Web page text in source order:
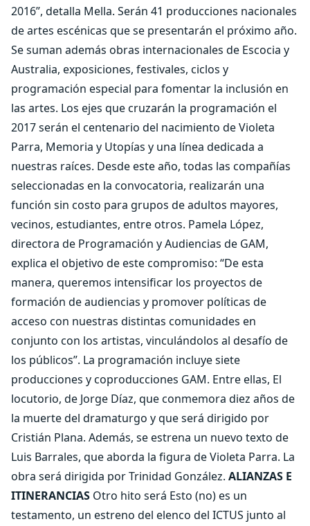
2016”, detalla Mella. Serán 41 producciones nacionales
de artes escénicas que se presentarán el próximo año.
Se suman además obras internacionales de Escocia y
Australia, exposiciones, festivales, ciclos y
programación especial para fomentar la inclusión en
las artes. Los ejes que cruzarán la programación el
2017 serán el centenario del nacimiento de Violeta
Parra, Memoria y Utopías y una línea dedicada a
nuestras raíces. Desde este año, todas las compañías
seleccionadas en la convocatoria, realizarán una
función sin costo para grupos de adultos mayores,
vecinos, estudiantes, entre otros. Pamela López,
directora de Programación y Audiencias de GAM,
explica el objetivo de este compromiso: “De esta
manera, queremos intensificar los proyectos de
formación de audiencias y promover políticas de
acceso con nuestras distintas comunidades en
conjunto con los artistas, vinculándolos al desafío de
los públicos”. La programación incluye siete
producciones y coproducciones GAM. Entre ellas, El
locutorio, de Jorge Díaz, que conmemora diez años de
la muerte del dramaturgo y que será dirigido por
Cristián Plana. Además, se estrena un nuevo texto de
Luis Barrales, que aborda la figura de Violeta Parra. La
obra será dirigida por Trinidad González. ALIANZAS E
ITINERANCIAS Otro hito será Esto (no) es un
testamento, un estreno del elenco del ICTUS junto al